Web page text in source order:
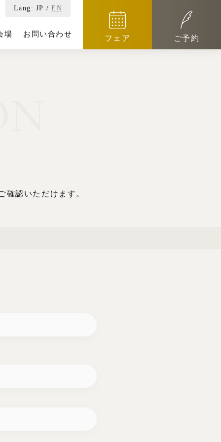
Lang: JP / EN
場 お問い合わせ フェア ご予約
確認いただけます。